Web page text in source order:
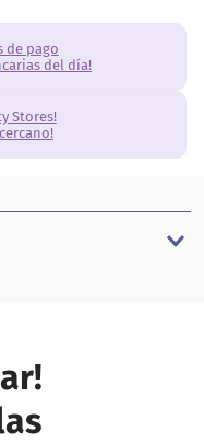
de pago
del día!
Stores!